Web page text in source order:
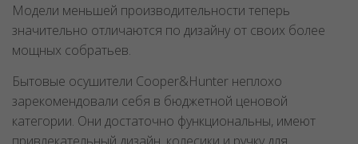
Модели меньшей производительности теперь
значительно отличаются по дизайну от своих более
мощных собратьев.
Бытовые осушители Cooper&Hunter неплохо
зарекомендовали себя в бюджетной ценовой
категории. Они достаточно функциональны, имеют
привлекательный дизайн, колесики и ручку для